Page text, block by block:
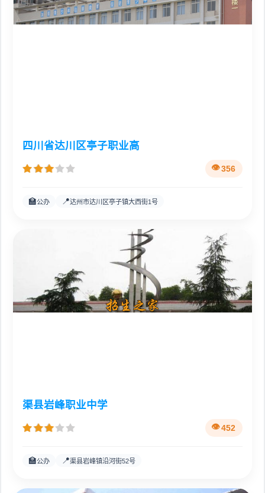
四川省达川区亭子职业高
356
🏫公办 📍达州市达川区亭子镇大西街1号
渠县岩峰职业中学
452
🏫公办 📍渠县岩峰镇沿河街52号